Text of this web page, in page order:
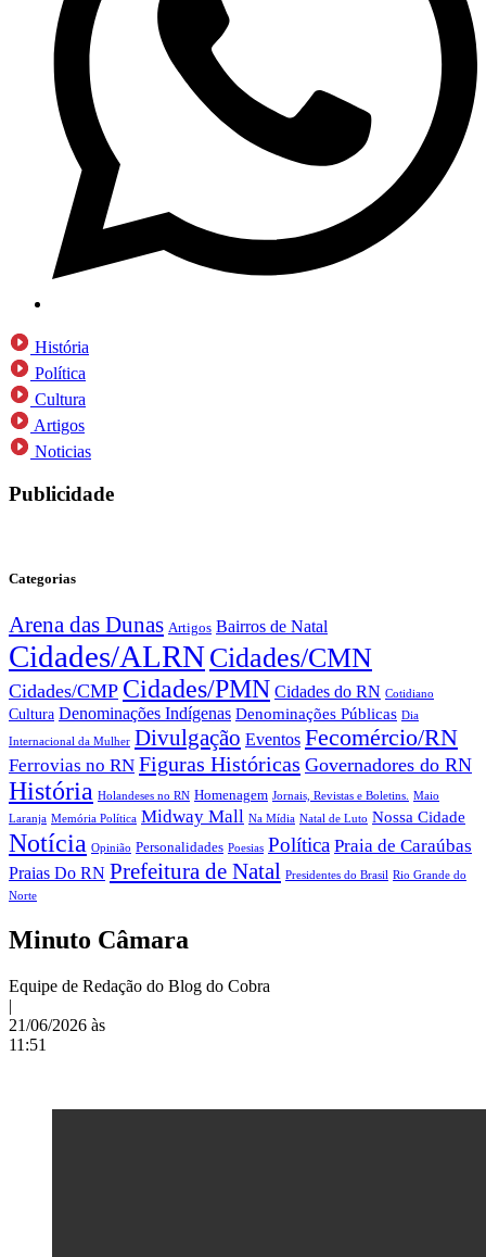
História
Política
Cultura
Artigos
Noticias
Publicidade
Categorias
Arena das Dunas Artigos Bairros de Natal
Cidades/ALRNCidades/CMN
Cidades/CMP Cidades/PMN Cidades do RN Cotidiano
Cultura Denominações Indígenas Denominações Públicas Dia
Internacional da Mulher Divulgação Eventos Fecomércio/RN
Ferrovias no RN Figuras Históricas Governadores do RN
História Holandeses no RN Homenagem Jornais, Revistas e Boletins.
Maio
Laranja Memória Política Midway Mall Na Mídia Natal de Luto Nossa Cidade
Notícia Opinião Personalidades Poesias Política Praia de Caraúbas
Praias Do RN Prefeitura de Natal Presidentes do Brasil Rio Grande do
Norte
Minuto Câmara
Equipe de Redação do Blog do Cobra
|
21/06/2026 às
11:51